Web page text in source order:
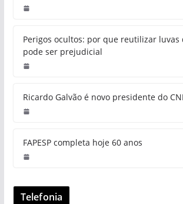
Perigos ocultos: por que reutilizar luvas
pode ser prejudicial
Ricardo Galvão é novo presidente do
FAPESP completa hoje 60 anos
Telefonia